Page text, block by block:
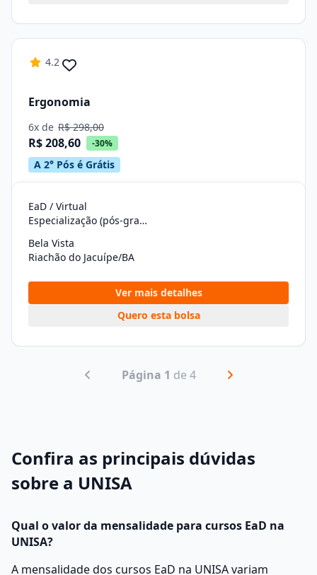
4.2
Ergonomia
6x de R$ 298,00
R$ 208,60 -30%
A 2° Pós é Grátis
EaD / Virtual
Especialização (pós-graduação)
Bela Vista
Riachão do Jacuípe/BA
Ver mais detalhes
Quero esta bolsa
Página 1 de 4
Confira as principais dúvidas
sobre a UNISA
Qual o valor da mensalidade para cursos EaD na
UNISA?
A mensalidade dos cursos EaD na UNISA variam